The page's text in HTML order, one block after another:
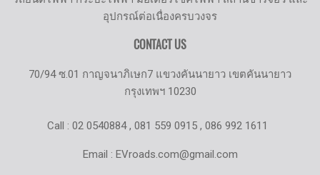
อุปกรณ์ต่อเนื่องครบวงจร
CONTACT US
70/94 ซ.01 กาญจนาภิเษก7 แขวงคันนายาว เขตคันนายาว
กรุงเทพฯ 10230
Call : 02 0540884 , 081 559 0915 , 086 992 1611
Email : EVroads.com@gmail.com